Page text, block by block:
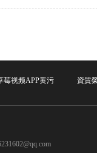
莓视频APP黄污
資質